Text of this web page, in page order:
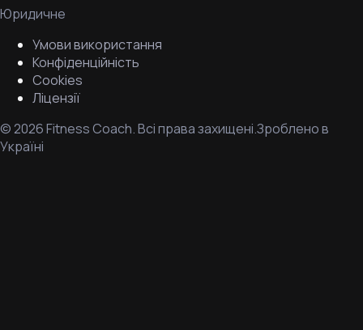
Юридичне
Умови використання
Конфіденційність
Cookies
Ліцензії
©2026Fitness Coach.Всі права захищені.Зроблено в
Україні